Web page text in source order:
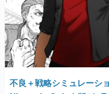
不良＋戦略シミュレーシ
Nintendo Switch版が2月
おくん』『ファイナルフ
影響を受けた作品